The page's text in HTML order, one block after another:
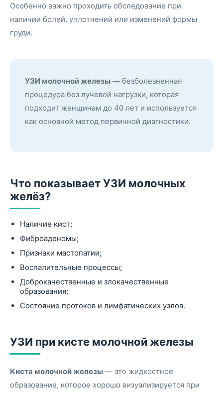
Особенно важно проходить обследование при
наличии болей, уплотнений или изменений формы
груди.
УЗИ молочной железы — безболезненная
процедура без лучевой нагрузки, которая
подходит женщинам до 40 лет и используется
как основной метод первичной диагностики.
Что показывает УЗИ молочных
желёз?
Наличие кист;
Фиброаденомы;
Признаки мастопатии;
Воспалительные процессы;
Доброкачественные и злокачественные
образования;
Состояние протоков и лимфатических узлов.
УЗИ при кисте молочной железы
Киста молочной железы — это жидкостное
образование, которое хорошо визуализируется при